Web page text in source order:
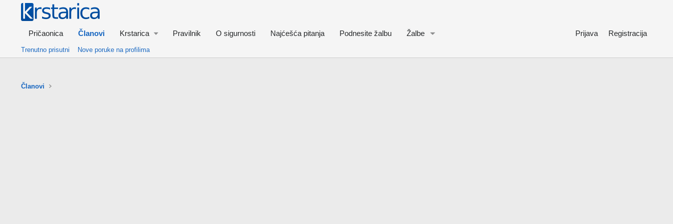
Pričaonica Članovi Krstarica Pravilnik O sigurnosti Najćešća pitanja Podnesite žalbu Žalbe Prijava Registracija
Trenutno prisutni Nove poruke na profilima
Članovi